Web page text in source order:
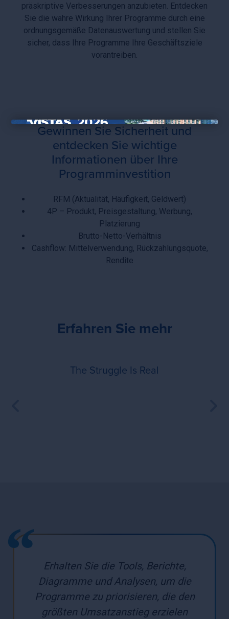
präskriptive Verbesserungen anzubieten. Entdecken
Sie die wahre Wirkung Ihrer Programme durch eine
ordnungsgemäße Datenauswertung und stellen Sie
sicher, dass Ihre Programme Ihre Geschäftsziele
vorantreiben.
Gewinnen Sie Sicherheit und
entdecken Sie wichtige
Informationen über Ihre
Programminvestition
RFM (Aktualität, Häufigkeit, Geldwert)
4P – Produkt, Preisgestaltung, Werbung,
Platzierung
Brutto-Netto-Verhältnis
Cashflow: Mittelverwendung, Rückzahlungsquote,
Rendite
Erfahren Sie mehr
The Struggle Is Real
The Struggle Is Real
Erhalten Sie die Tools, Berichte,
Diagramme und Analysen, um die
Programme zu priorisieren, die den
größten Umsatzanstieg erzielen